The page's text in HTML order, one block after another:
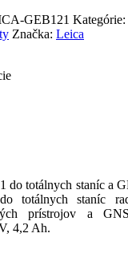
GEB121 Kategórie:
Značka: Leica
do totálnych staníc a
totálnych staníc
prístrojov a
4,2 Ah.